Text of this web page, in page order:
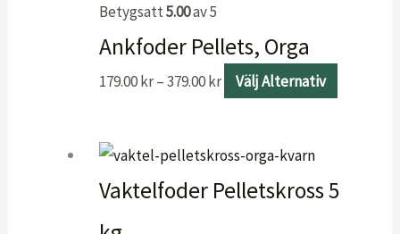
Betygsatt5.00av 5
Ankfoder Pellets, Orga
179.00kr–379.00kr Välj Alternativ
Vaktelfoder Pelletskross 5